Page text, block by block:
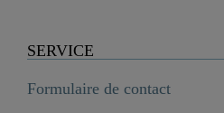
SERVICE
Formulaire de contact